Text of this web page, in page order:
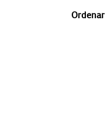
Ordenar